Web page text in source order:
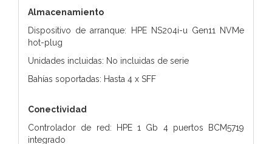
Almacenamiento
Dispositivo de arranque: HPE NS204i-u Gen11 NVMe
hot-plug
Unidades incluidas: No incluidas de serie
Bahías soportadas: Hasta 4 x SFF
Conectividad
Controlador de red: HPE 1 Gb 4 puertos BCM5719
integrado